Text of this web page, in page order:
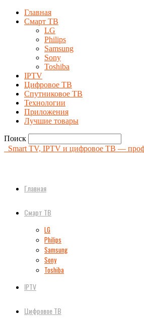
Главная
Смарт ТВ
LG
Philips
Samsung
Sony
Toshiba
IPTV
Цифровое ТВ
Спутниковое ТВ
Технологии
Приложения
Лучшие товары
Поиск
Smart TV, IPTV и цифровое ТВ —
Главная
Смарт ТВ
LG
Philips
Samsung
Sony
Toshiba
IPTV
Цифровое ТВ